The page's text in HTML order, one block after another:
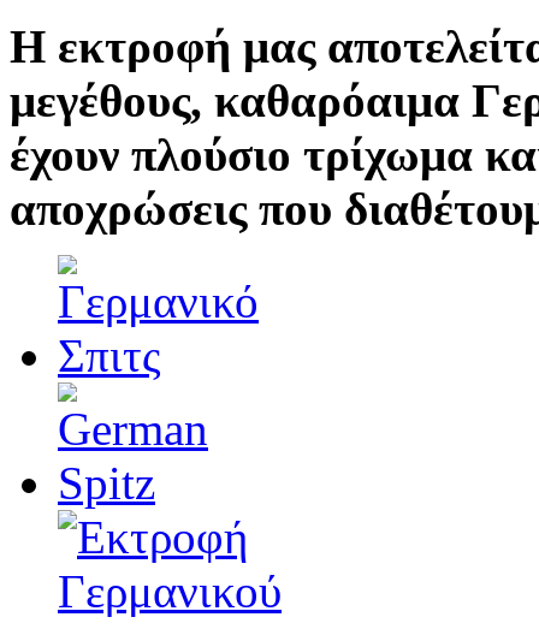
Η εκτροφή μας
μεγέθους, καθαρόαιμα
έχουν πλούσιο τρίχωμα
αποχρώσεις που